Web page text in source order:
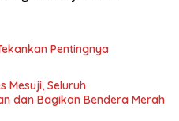
Pentingnya
Mesuji, Seluruh
dan Bagikan Bendera Merah